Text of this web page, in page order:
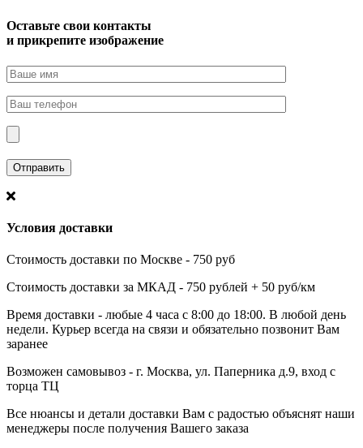
Оставьте свои контакты
и прикрепите изображение
Условия доставки
Стоимость доставки по Москве - 750 руб
Стоимость доставки за МКАД - 750 рублей + 50 руб/км
Время доставки - любые 4 часа с 8:00 до 18:00. В любой день
недели. Курьер всегда на связи и обязательно позвонит Вам
заранее
Возможен самовывоз - г. Москва, ул. Паперника д.9, вход с
торца ТЦ
Все нюансы и детали доставки Вам с радостью объяснят наши
менеджеры после получения Вашего заказа